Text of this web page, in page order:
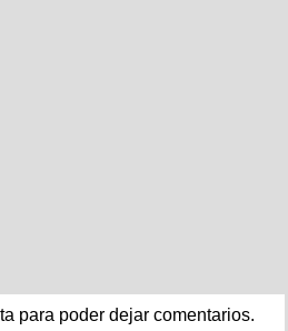
para poder dejar comentarios.